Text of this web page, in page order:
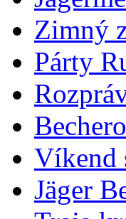
Zimný
Párty
Víkend
Jäger